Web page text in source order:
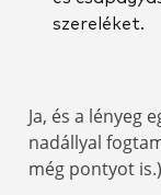
szereléket.
Ja, és a lényeg
nadállyal
még pontyot is.)